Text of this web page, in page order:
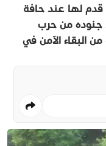
لها عند حافة
جنوده من حرب
البقاء الآمن في